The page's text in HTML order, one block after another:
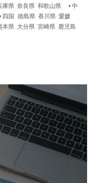
県 奈良県 和歌山県 • 中
国 徳島県 香川県 愛媛
県 大分県 宮崎県 鹿児島
ナー
の実施